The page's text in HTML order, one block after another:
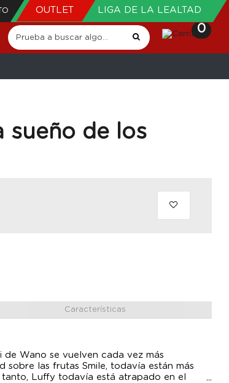
OUTLET LIGA DE LA LEALTAD
0
sueño de los
Características
de Wano se vuelven cada vez más
sobre las frutas Smile, todavía están más
tanto, Luffy todavía está atrapado en el